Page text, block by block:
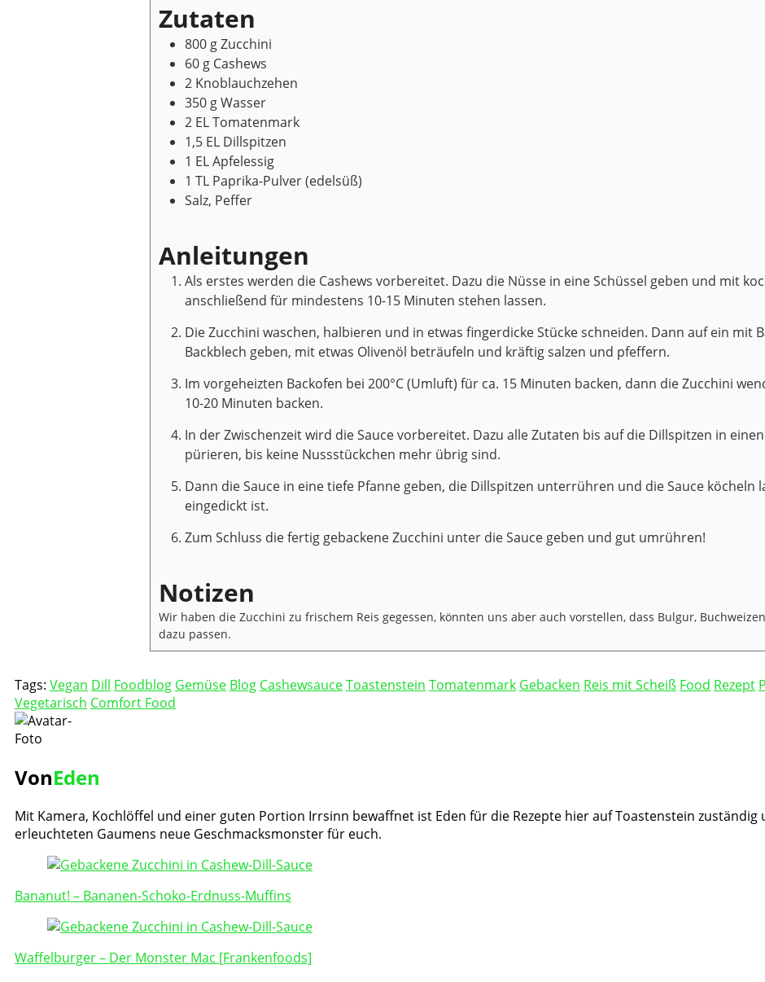
Zutaten
800 g Zucchini
60 g Cashews
2 Knoblauchzehen
350 g Wasser
2 EL Tomatenmark
1,5 EL Dillspitzen
1 EL Apfelessig
1 TL Paprika-Pulver (edelsüß)
Salz, Peffer
Anleitungen
Als erstes werden die Cashews vorbereitet. Dazu die Nüsse in eine Schüssel geben und mit
anschließend für mindestens 10-15 Minuten stehen lassen.
Die Zucchini waschen, halbieren und in etwas fingerdicke Stücke schneiden. Dann auf ein mit
Backblech geben, mit etwas Olivenöl beträufeln und kräftig salzen und pfeffern.
Im vorgeheizten Backofen bei 200°C (Umluft) für ca. 15 Minuten backen, dann die Zucchini
10-20 Minuten backen.
In der Zwischenzeit wird die Sauce vorbereitet. Dazu alle Zutaten bis auf die Dillspitzen in
pürieren, bis keine Nussstückchen mehr übrig sind.
Dann die Sauce in eine tiefe Pfanne geben, die Dillspitzen unterrühren und die Sauce köcheln
eingedickt ist.
Zum Schluss die fertig gebackene Zucchini unter die Sauce geben und gut umrühren!
Notizen
Wir haben die Zucchini zu frischem Reis gegessen, könnten uns aber auch vorstellen, dass Bulgur,
dazu passen.
Tags: Vegan Dill Foodblog Gemüse Blog CashewsauceToastenstein Tomatenmark Gebacken Reis mit Scheiß Food Rezept
Vegetarisch Comfort Food
VonEden
Mit Kamera, Kochlöffel und einer guten Portion Irrsinn bewaffnet ist Eden für die Rezepte hier auf Toastenstein
erleuchteten Gaumens neue Geschmacksmonster für euch.
Post
Navigation
Bananut! – Bananen-Schoko-Erdnuss-Muffins
Waffelburger – Der Monster Mac [Frankenfoods]